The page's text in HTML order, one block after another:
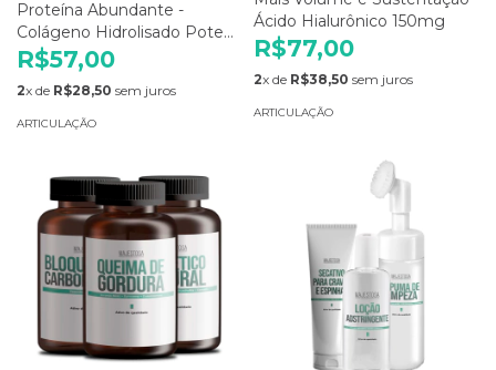
Proteína Abundante -
Colágeno Hidrolisado Pote
150g
R$57,00
2x de R$28,50 sem juros
ARTICULAÇÃO
Ácido Hialurônico 150mg
R$77,00
2x de R$38,50 sem juros
ARTICULAÇÃO